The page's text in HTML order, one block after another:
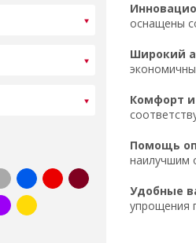
оснащены
Широкий
Комфорт и
Помощь
наилучшим
Удобные
упрощения